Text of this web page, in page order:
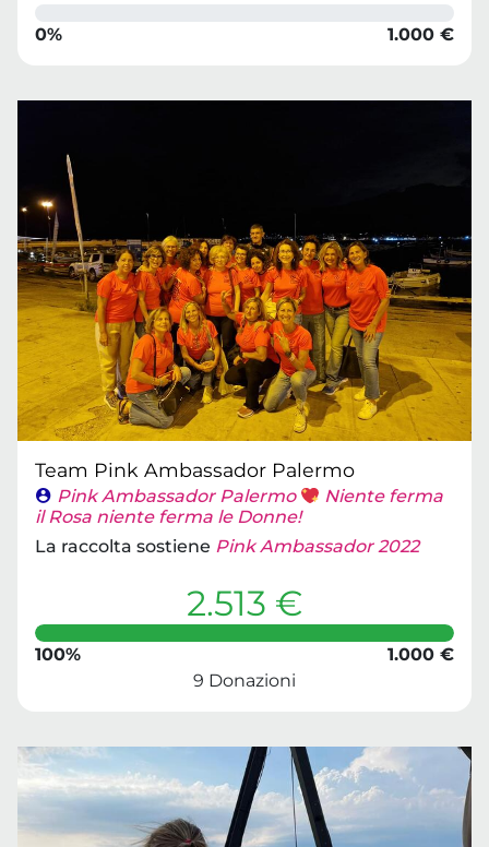
0% 1.000 €
Team Pink Ambassador Palermo
Pink Ambassador Palermo
Niente ferma
il Rosa niente ferma le Donne!
La raccolta sostiene Pink Ambassador 2022
2.513 €
100%
1.000 €
9 Donazioni